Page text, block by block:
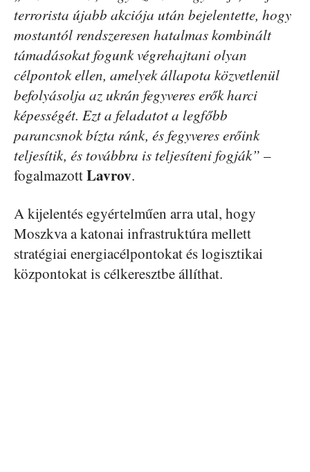
terrorista újabb akciója után bejelentette, hogy
mostantól rendszeresen hatalmas kombinált
támadásokat fogunk végrehajtani olyan
célpontok ellen, amelyek állapota közvetlenül
befolyásolja az ukrán fegyveres erők harci
képességét. Ezt a feladatot a legfőbb
parancsnok bízta ránk, és fegyveres erőink
teljesítik, és továbbra is teljesíteni fogják” –
fogalmazottLavrov.
A kijelentés egyértelműen arra utal, hogy
Moszkva a katonai infrastruktúra mellett
stratégiai energiacélpontokat és logisztikai
központokat is célkeresztbe állíthat.